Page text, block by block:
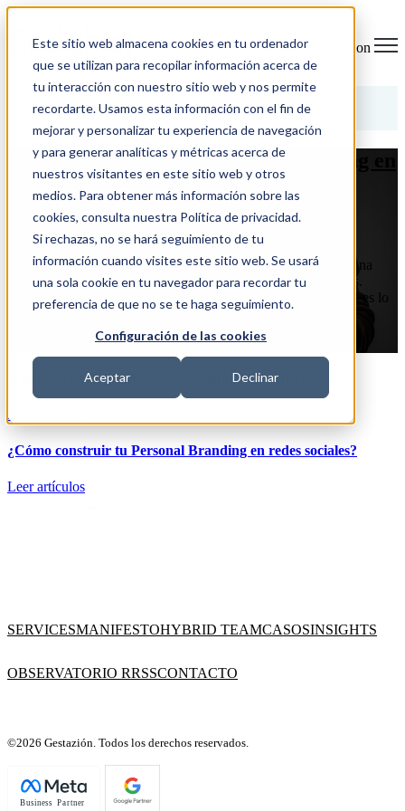
Este sitio web almacena cookies en tu ordenador
que se utilizan para recopilar información acerca de
tu interacción con nuestro sitio web y nos permite
recordarte. Usamos esta información con el fin de
mejorar y personalizar tu experiencia de navegación
y para generar analíticas y métricas acerca de
nuestros visitantes en este sitio web y otros
medios. Para obtener más información sobre las
cookies, consulta nuestra Política de privacidad.
Si rechazas, no se hará seguimiento de tu
información cuando visites este sitio web. Se usará
una sola cookie en tu navegador para recordar tu
preferencia de que no se te haga seguimiento.
Configuración de las cookies
Aceptar Declinar
Open main navigation
Categorías
¿Cómo construir tu Personal Branding en
redes sociales?
30/01/19 12:16
La marca personal o personal branding es la percepción que una
persona genera en los demás y que nos permite diferenciarnos.
Como dice Jeff Bezon, CEO de Amazon: “Tu marca personal es lo
que dicen de ...
Artículos relacionadospersonal branding
30/01/19 12:16
¿Cómo construir tu Personal Branding en redes sociales?
Leer artículos
SERVICESMANIFESTOHYBRID TEAMCASOSINSIGHTS
OBSERVATORIO RRSSCONTACTO
©2026 Gestazión. Todos los derechos reservados.